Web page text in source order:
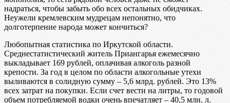
надраться, чтобы забыть обо всех остальных обидчиках.
Неужели кремлевским мудрецам непонятно, что
долготерпение народа может кончиться?
Любопытная статистика по Иркутской области.
Среднестатистический житель Приангарья ежемесячно
выкладывает 169 рублей, оплачивая алкоголь разной
крепости. За год в целом по области алкогольные утехи
выливаются в солидную сумму – 5,6 млрд. рублей. Это 13%
всех затрат на покупки. Если счет вести на литры, то годовой
объем потребляемой водки очень впечатляет – 40,5 млн. л.